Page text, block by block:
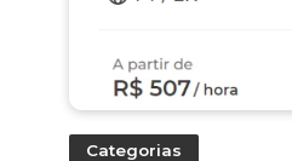
Categorias